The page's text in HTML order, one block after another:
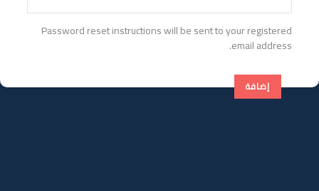
Password reset instructions will be sent to your registered
email address.